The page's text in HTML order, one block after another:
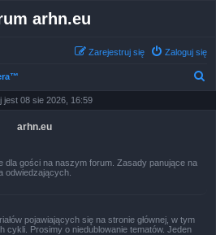
arhn.eu
Zaloguj się
Zarejestruj się
jest 08 sie 2026, 16:59
arhn.eu
dla gości na naszym forum. Zasady panujące na
odwiedzających.
pojawiających się na stronie głównej, w tym
cykli. Prosimy o niedublowanie tematów. Jeden